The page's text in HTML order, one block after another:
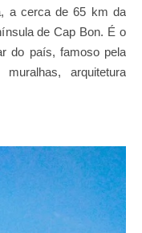
a cerca de 65 km da
de Cap Bon. É o
do país, famoso pela
arquitetura